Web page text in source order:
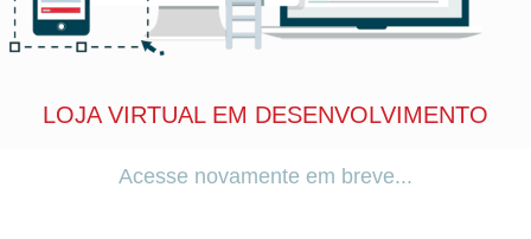
LOJA VIRTUAL EM DESENVOLVIMENTO
Acesse novamente em breve...